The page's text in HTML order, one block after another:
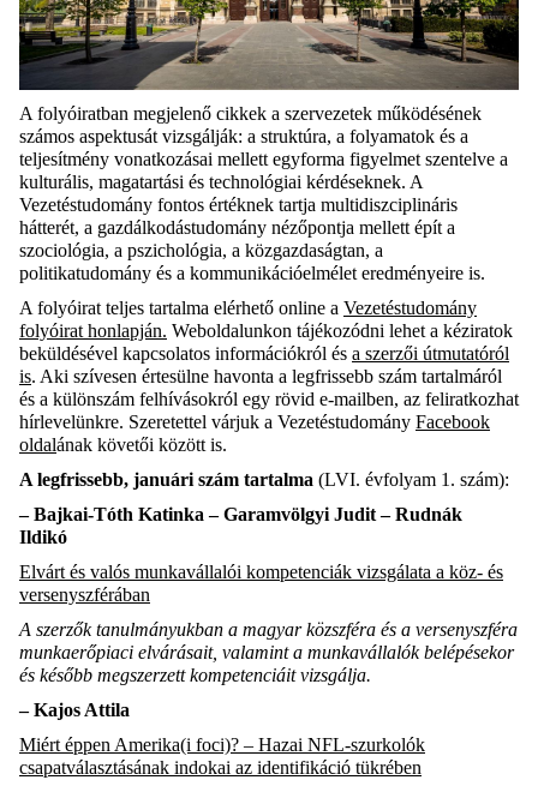
A folyóiratban megjelenő cikkek a szervezetek működésének
számos aspektusát vizsgálják: a struktúra, a folyamatok és a
teljesítmény vonatkozásai mellett egyforma figyelmet szentelve a
kulturális, magatartási és technológiai kérdéseknek. A
Vezetéstudomány fontos értéknek tartja multidiszciplináris
hátterét, a gazdálkodástudomány nézőpontja mellett épít a
szociológia, a pszichológia, a közgazdaságtan, a
politikatudomány és a kommunikációelmélet eredményeire is.
A folyóirat teljes tartalma elérhető online a Vezetéstudomány
folyóirat honlapján. Weboldalunkon tájékozódni lehet a kéziratok
beküldésével kapcsolatos információkról és a szerzői útmutatóról
is. Aki szívesen értesülne havonta a legfrissebb szám tartalmáról
és a különszám felhívásokról egy rövid e-mailben, az feliratkozhat
hírlevelünkre. Szeretettel várjuk a Vezetéstudomány Facebook
oldalának követői között is.
A legfrissebb, januári szám tartalma (LVI. évfolyam 1 . szám):
–Bajkai-Tóth Katinka – Garamvölgyi Judit – Rudnák
Ildikó
Elvárt és valós munkavállalói kompetenciák vizsgálata a köz- és
versenyszférában
A szerzők tanulmányukban a magyar közszféra és a versenyszféra
munkaerőpiaci elvárásait, valamint a munkavállalók belépésekor
és később megszerzett kompetenciáit vizsgálja.
–Kajos Attila
Miért éppen Amerika(i foci)? – Hazai NFL-szurkolók
csapatválasztásának indokai az identifikáció tükrében